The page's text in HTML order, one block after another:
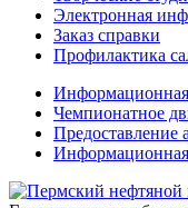
Электронная
Заказ справки
Профилактика
Информационная
Чемпионатное
Предоставление